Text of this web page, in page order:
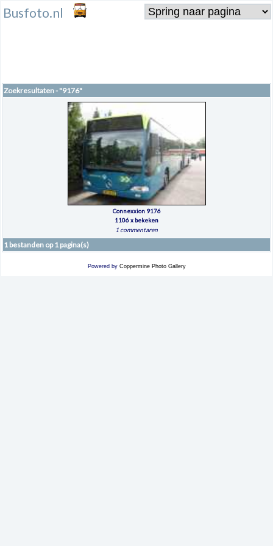
Busfoto.nl
Zoekresultaten - "9176"
Connexxion 9176
1106 x bekeken
1 commentaren
1 bestanden op 1 pagina(s)
Powered by Coppermine Photo Gallery